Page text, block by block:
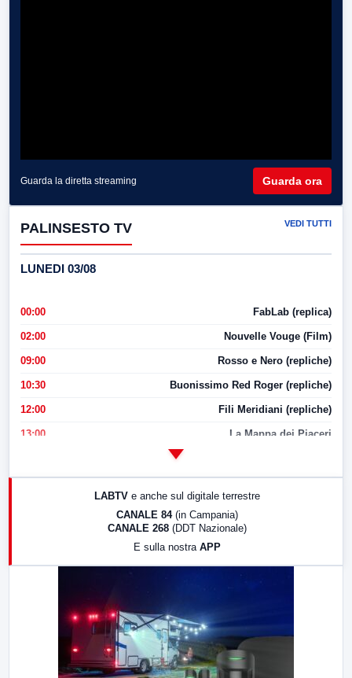
Guarda la diretta streaming Guarda ora
PALINSESTO TV VEDI TUTTI
LUNEDI 03/08
00:00 FabLab (replica)
02:00 Nouvelle Vouge (Film)
09:00 Rosso e Nero (repliche)
10:30 Buonissimo Red Roger (repliche)
12:00 Fili Meridiani (repliche)
13:00 La Mappa dei Piaceri
LABTV e anche sul digitale terrestre
CANALE 84 (in Campania)
CANALE 268 (DDT Nazionale)
E sulla nostra APP